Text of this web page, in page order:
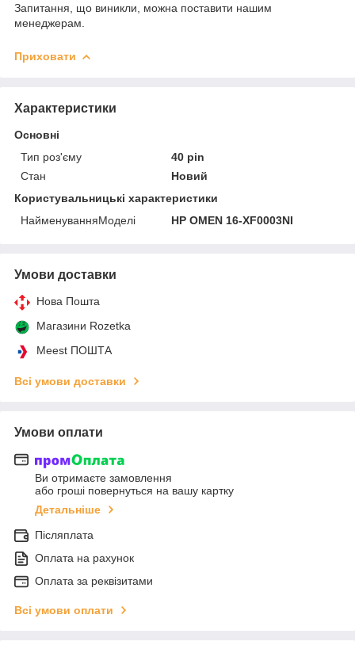
Запитання, що виникли, можна поставити нашим
менеджерам.
Приховати
Характеристики
Основні
Тип роз'єму
40 pin
Стан
Новий
Користувальницькі характеристики
НайменуванняМоделі
HP OMEN 16-XF0003NI
Умови доставки
Нова Пошта
Магазини Rozetka
Meest ПОШТА
Всі умови доставки
Умови оплати
Ви отримаєте замовлення
або гроші повернуться на вашу картку
Детальніше
Післяплата
Оплата на рахунок
Оплата за реквізитами
Всі умови оплати